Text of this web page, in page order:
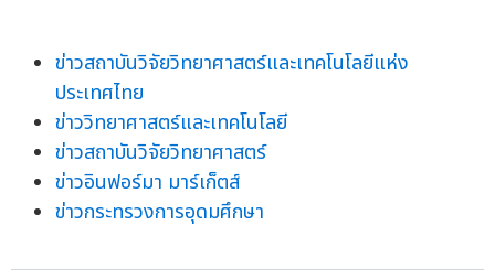
ข่าวสถาบันวิจัยวิทยาศาสตร์และเทคโนโลยีแห่ง
ประเทศไทย
ข่าววิทยาศาสตร์และเทคโนโลยี
ข่าวสถาบันวิจัยวิทยาศาสตร์
ข่าวอินฟอร์มา มาร์เก็ตส์
ข่าวกระทรวงการอุดมศึกษา